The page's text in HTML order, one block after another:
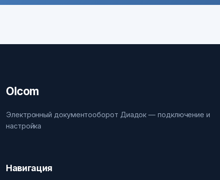
Olcom
Электронный документооборот Диадок — подключение и
настройка
Навигация